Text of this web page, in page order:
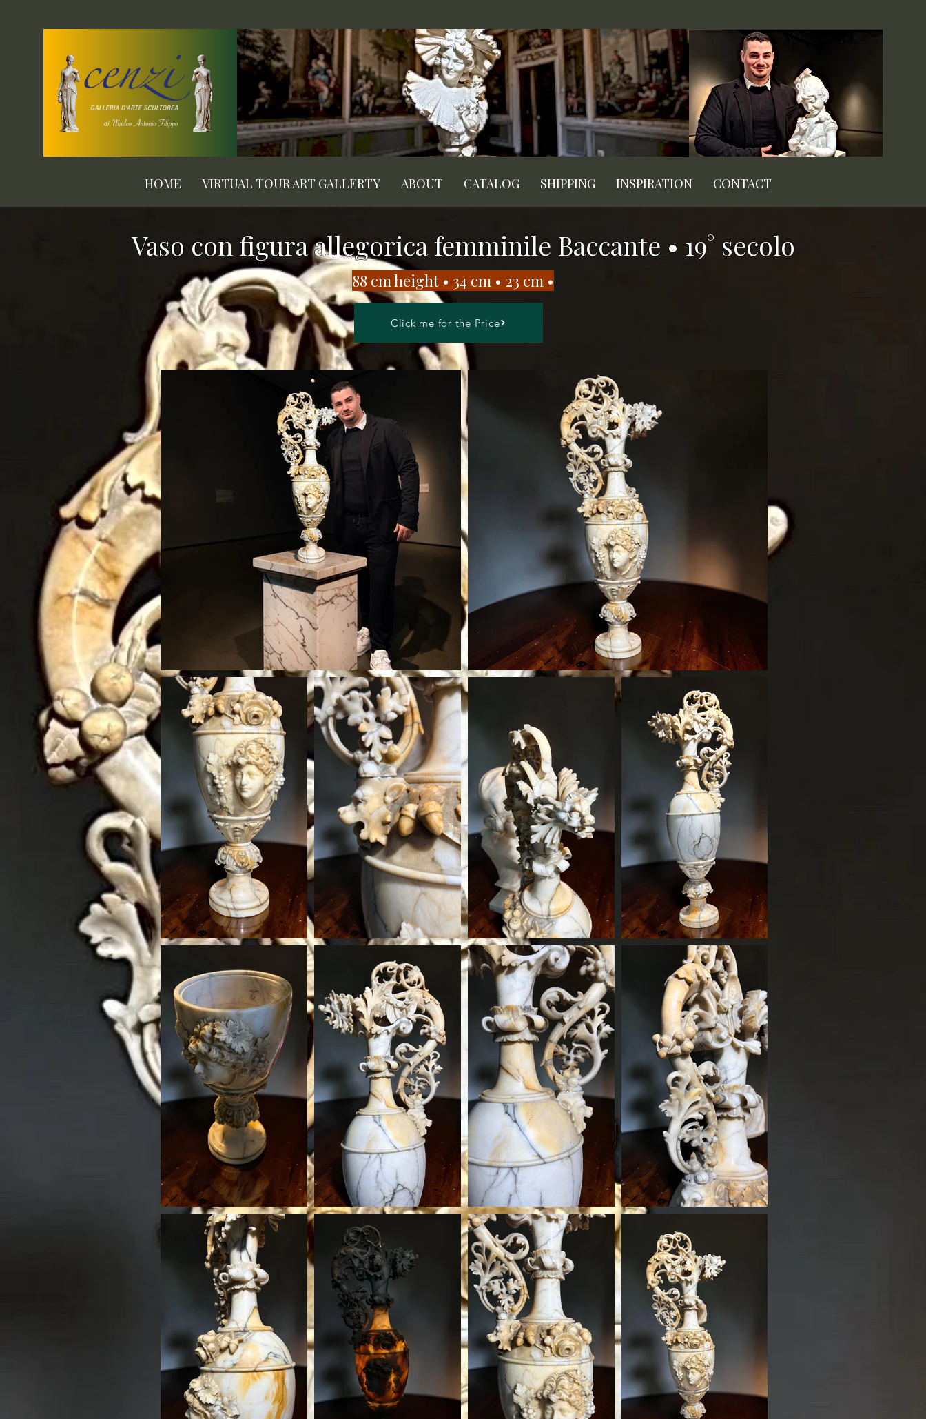
HOME VIRTUAL TOUR ART GALLERTY ABOUT CATALOG SHIPPING INSPIRATION CONTACT
Vaso con figura allegorica femminile Baccante • 19° secolo
88 cm height • 34 cm • 23 cm •
Click me for the Price